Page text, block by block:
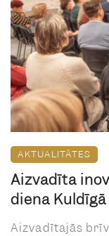
AKTUALITĀTES
Aizvadīta
diena Kuldīgā
Aizvadītajās